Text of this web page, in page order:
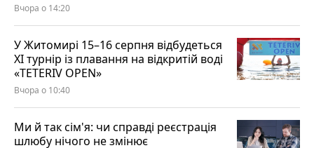
Вчора о 14:20
У Житомирі 15–16 серпня відбудеться
XI турнір із плавання на відкритій воді
«TETERIV OPEN»
Вчора о 10:40
Ми й так сім'я: чи справді реєстрація
шлюбу нічого не змінює